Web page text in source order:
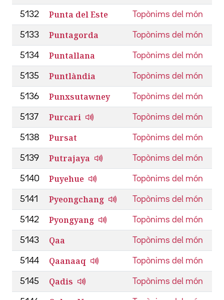
5132 Punta del Este Topònims del món
5133 Puntagorda Topònims del món
5134 Puntallana Topònims del món
5135 Puntlàndia Topònims del món
5136 Punxsutawney Topònims del món
5137 Purcari Topònims del món
5138 Pursat Topònims del món
5139 Putrajaya Topònims del món
5140 Puyehue Topònims del món
5141 Pyeongchang Topònims del món
5142 Pyongyang Topònims del món
5143 Qaa Topònims del món
5144 Qaanaaq Topònims del món
5145 Qadis Topònims del món